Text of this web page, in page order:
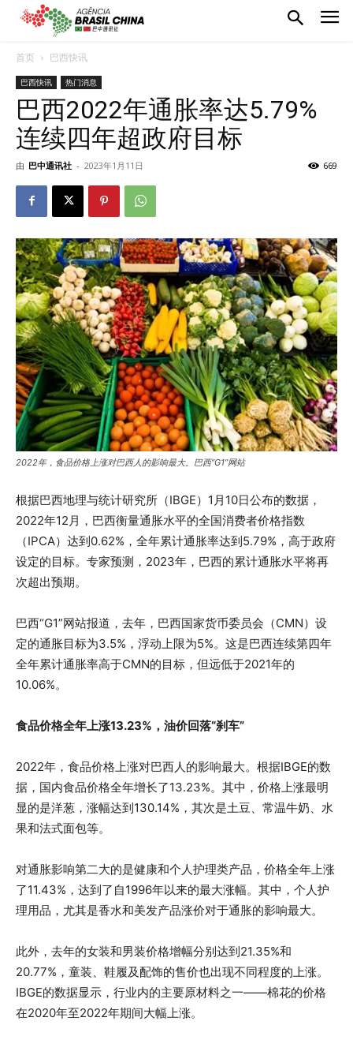
首页 巴西快讯
巴西快讯 热门消息
巴西2022年通胀率达5.79%
连续四年超政府目标
由 巴中通讯社 - 2023年1月11日 669
2022年，食品价格上涨对巴西人的影响最大。巴西“G1”网站
根据巴西地理与统计研究所（IBGE）1月10日公布的数据，
2022年12月，巴西衡量通胀水平的全国消费者价格指数
（IPCA）达到0.62%，全年累计通胀率达到5.79%，高于政府
设定的目标。专家预测，2023年，巴西的累计通胀水平将再
次超出预期。
巴西“G1”网站报道，去年，巴西国家货币委员会（CMN）设
定的通胀目标为3.5%，浮动上限为5%。这是巴西连续第四年
全年累计通胀率高于CMN的目标，但远低于2021年的
10.06%。
食品价格全年上涨13.23%，油价回落“刹车”
2022年，食品价格上涨对巴西人的影响最大。根据IBGE的数
据，国内食品价格全年增长了13.23%。其中，价格上涨最明
显的是洋葱，涨幅达到130.14%，其次是土豆、常温牛奶、水
果和法式面包等。
对通胀影响第二大的是健康和个人护理类产品，价格全年上涨
了11.43%，达到了自1996年以来的最大涨幅。其中，个人护
理用品，尤其是香水和美发产品涨价对于通胀的影响最大。
此外，去年的女装和男装价格增幅分别达到21.35%和
20.77%，童装、鞋履及配饰的售价也出现不同程度的上涨。
IBGE的数据显示，行业内的主要原材料之一——棉花的价格
在2020年至2022年期间大幅上涨。